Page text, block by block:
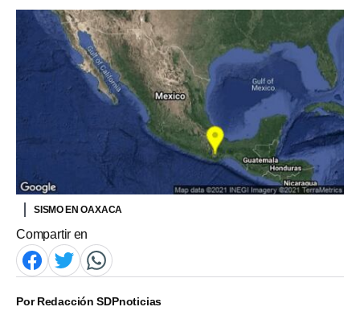
SISMO EN OAXACA
Compartir en
PorRedacción SDPnoticias